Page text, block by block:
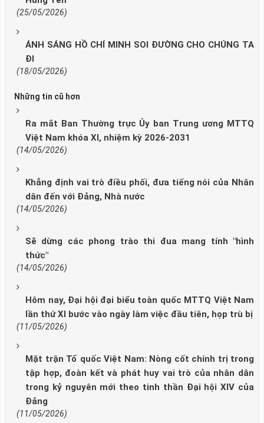
(25/05/2026)
ÁNH SÁNG HỒ CHÍ MINH SOI ĐƯỜNG CHO CHÚNG TA
ĐI
(18/05/2026)
Những tin cũ hơn
Ra mắt Ban Thường trực Ủy ban Trung ương MTTQ
Việt Nam khóa XI, nhiệm kỳ 2026-2031
(14/05/2026)
Khẳng định vai trò điều phối, đưa tiếng nói của Nhân
dân đến với Đảng, Nhà nước
(14/05/2026)
Sẽ dừng các phong trào thi đua mang tính "hình
thức"
(14/05/2026)
Hôm nay, Đại hội đại biểu toàn quốc MTTQ Việt Nam
lần thứ XI bước vào ngày làm việc đầu tiên, họp trù bị
(11/05/2026)
Mặt trận Tổ quốc Việt Nam: Nòng cốt chính trị trong
tập hợp, đoàn kết và phát huy vai trò của nhân dân
trong kỷ nguyên mới theo tinh thần Đại hội XIV của
Đảng
(11/05/2026)